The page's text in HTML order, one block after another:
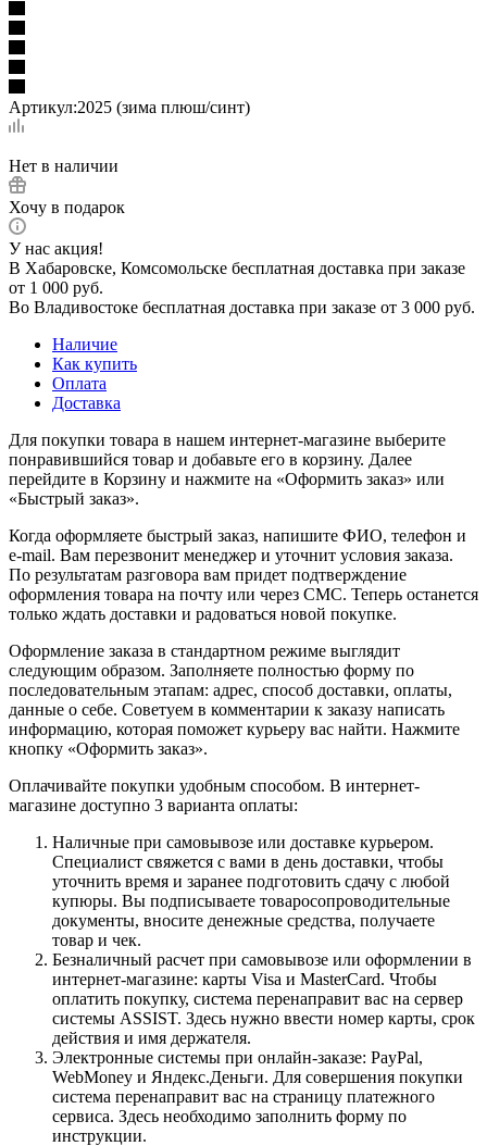
Артикул:2025 (зима плюш/синт)
Нет в наличии
Хочу в подарок
У нас акция!
В Хабаровске, Комсомольске бесплатная доставка при заказе
от 1 000 руб.
Во Владивостоке бесплатная доставка при заказе от 3 000 руб.
Наличие
Как купить
Оплата
Доставка
Для покупки товара в нашем интернет-магазине выберите
понравившийся товар и добавьте его в корзину. Далее
перейдите в Корзину и нажмите на «Оформить заказ» или
«Быстрый заказ».
Когда оформляете быстрый заказ, напишите ФИО, телефон и
e-mail. Вам перезвонит менеджер и уточнит условия заказа.
По результатам разговора вам придет подтверждение
оформления товара на почту или через СМС. Теперь останется
только ждать доставки и радоваться новой покупке.
Оформление заказа в стандартном режиме выглядит
следующим образом. Заполняете полностью форму по
последовательным этапам: адрес, способ доставки, оплаты,
данные о себе. Советуем в комментарии к заказу написать
информацию, которая поможет курьеру вас найти. Нажмите
кнопку «Оформить заказ».
Оплачивайте покупки удобным способом. В интернет-
магазине доступно 3 варианта оплаты:
Наличные при самовывозе или доставке курьером.
Специалист свяжется с вами в день доставки, чтобы
уточнить время и заранее подготовить сдачу с любой
купюры. Вы подписываете товаросопроводительные
документы, вносите денежные средства, получаете
товар и чек.
Безналичный расчет при самовывозе или оформлении в
интернет-магазине: карты Visa и MasterCard. Чтобы
оплатить покупку, система перенаправит вас на сервер
системы ASSIST. Здесь нужно ввести номер карты, срок
действия и имя держателя.
Электронные системы при онлайн-заказе: PayPal,
WebMoney и Яндекс.Деньги. Для совершения покупки
система перенаправит вас на страницу платежного
сервиса. Здесь необходимо заполнить форму по
инструкции.